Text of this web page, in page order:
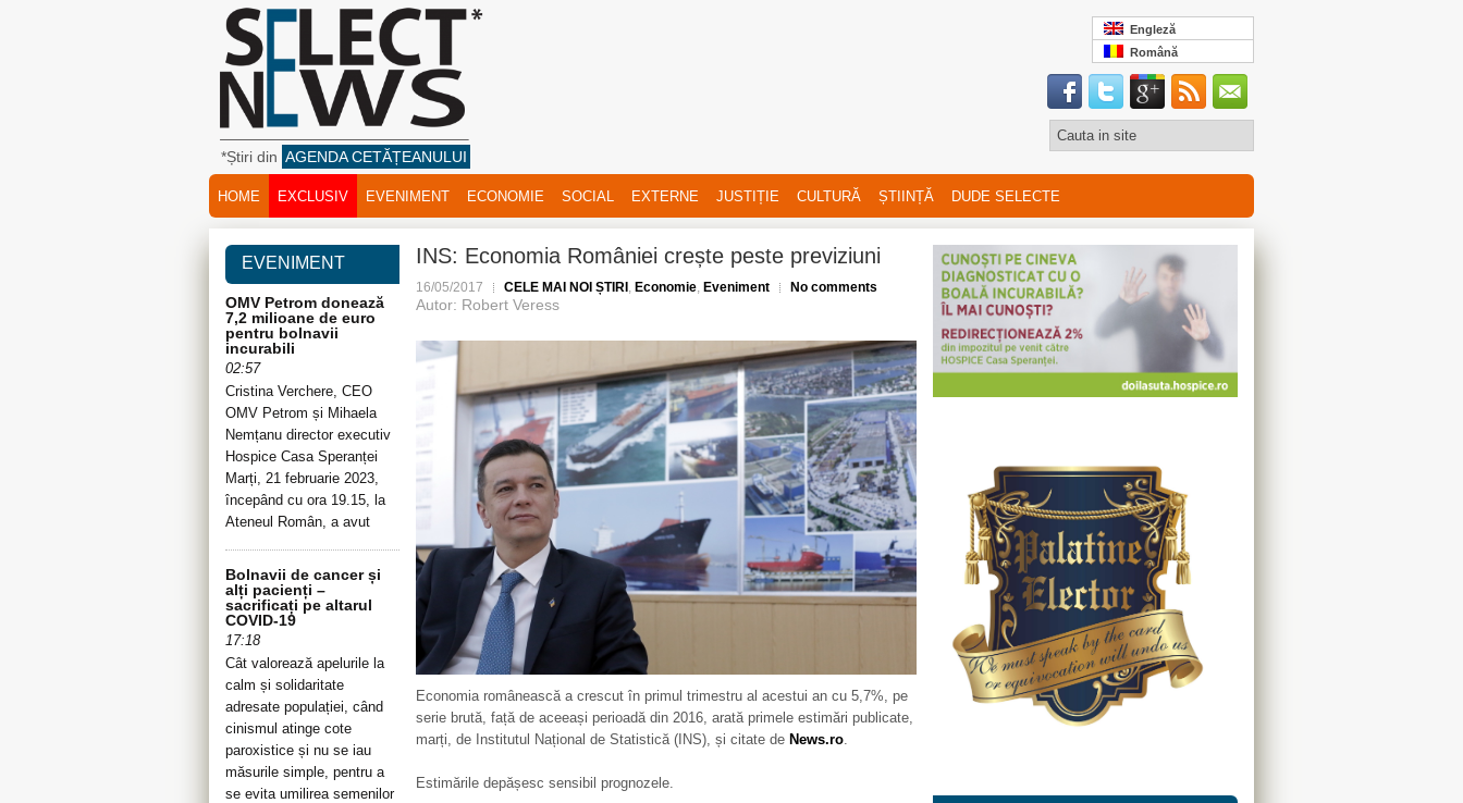
*Știri din AGENDA CETĂȚEANULUI
Engleză
Română
HOME EXCLUSIV EVENIMENT ECONOMIE SOCIAL EXTERNE JUSTIȚIE CULTURĂ ȘTIINȚĂ DUDE SELECTE
INS: Economia României crește peste previziuni
16/05/2017 CELE MAI NOI ȘTIRI , Economie, Eveniment No comments
Autor: Robert Veress
Economia românească a crescut în primul trimestru al acestui an cu 5,7%, pe
serie brută, față de aceeași perioadă din 2016, arată primele estimări publicate,
marți, de Institutul Național de Statistică (INS), și citate de News.ro
Estimările depășesc sensibil prognozele.
EVENIMENT
OMV Petrom donează
7,2 milioane de euro
pentru bolnavii
incurabili
02:57
Cristina Verchere, CEO
OMV Petrom și Mihaela
Nemțanu director executiv
Hospice Casa Speranței
Marți, 21 februarie 2023,
începând cu ora 19.15, la
Ateneul Român, a avut
Bolnavii de cancer și
alți pacienți –
sacrificați pe altarul
COVID-19
17:18
Cât valorează apelurile la
calm și solidaritate
adresate populației, când
cinismul atinge cote
paroxistice și nu se iau
măsurile simple, pentru a
se evita umilirea semenilor